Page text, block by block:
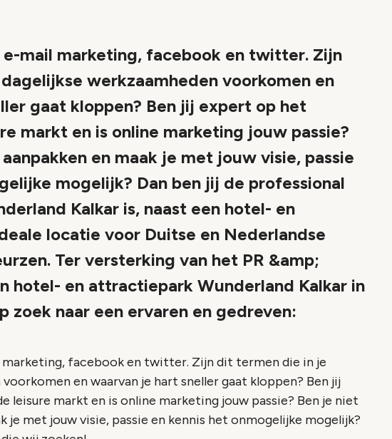
e-mail marketing, facebook en twitter. Zijn
werkzaamheden voorkomen en
gaat kloppen? Ben jij expert op het
markt en is online marketing jouw passie?
en maak je met jouw visie, passie
mogelijk? Dan ben jij de professional
Kalkar is, naast een hotel- en
locatie voor Duitse en Nederlandse
Ter versterking van het PR &amp;
hotel- en attractiepark Wunderland Kalkar in
zoek naar een ervaren en gedreven:
marketing, facebook en twitter. Zijn dit termen die in je
en waarvan je hart sneller gaat kloppen? Ben jij
leisure markt en is online marketing jouw passie? Ben je niet
je met jouw visie, passie en kennis het onmogelijke mogelijk?